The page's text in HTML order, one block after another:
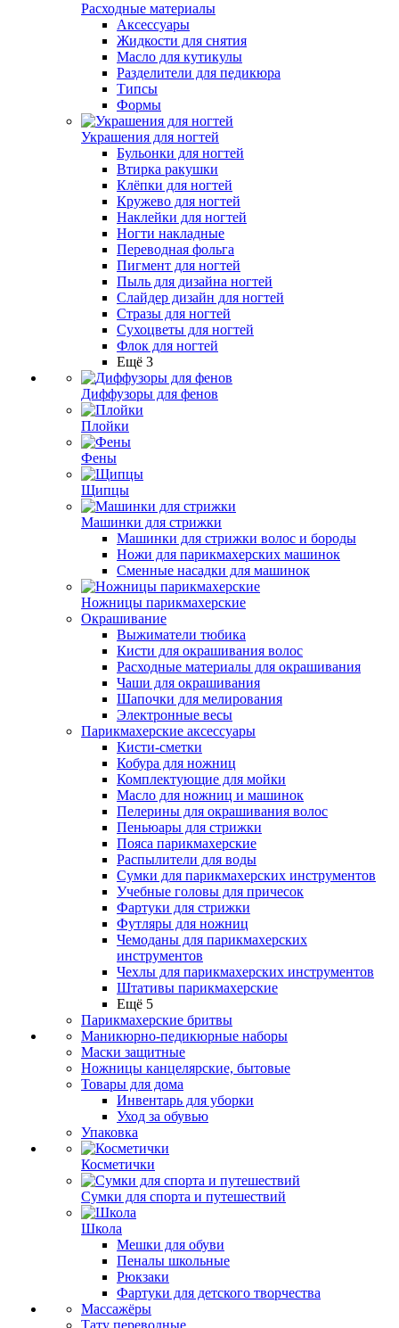
Расходные материалы
Аксессуары
Жидкости для снятия
Масло для кутикулы
Разделители для педикюра
Типсы
Формы
Украшения для ногтей
Бульонки для ногтей
Втирка ракушки
Клёпки для ногтей
Кружево для ногтей
Наклейки для ногтей
Ногти накладные
Переводная фольга
Пигмент для ногтей
Пыль для дизайна ногтей
Слайдер дизайн для ногтей
Стразы для ногтей
Сухоцветы для ногтей
Флок для ногтей
Ещё 3
Диффузоры для фенов
Плойки
Фены
Щипцы
Машинки для стрижки
Машинки для стрижки волос и бороды
Ножи для парикмахерских машинок
Сменные насадки для машинок
Ножницы парикмахерские
Окрашивание
Выжиматели тюбика
Кисти для окрашивания волос
Расходные материалы для окрашивания
Чаши для окрашивания
Шапочки для мелирования
Электронные весы
Парикмахерские аксессуары
Кисти-сметки
Кобура для ножниц
Комплектующие для мойки
Масло для ножниц и машинок
Пелерины для окрашивания волос
Пеньюары для стрижки
Пояса парикмахерские
Распылители для воды
Сумки для парикмахерских инструментов
Учебные головы для причесок
Фартуки для стрижки
Футляры для ножниц
Чемоданы для парикмахерских
инструментов
Чехлы для парикмахерских инструментов
Штативы парикмахерские
Ещё 5
Парикмахерские бритвы
Маникюрно-педикюрные наборы
Маски защитные
Ножницы канцелярские, бытовые
Товары для дома
Инвентарь для уборки
Уход за обувью
Упаковка
Косметички
Сумки для спорта и путешествий
Школа
Мешки для обуви
Пеналы школьные
Рюкзаки
Фартуки для детского творчества
Массажёры
Тату переводные